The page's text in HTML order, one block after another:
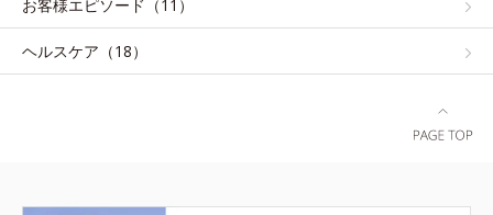
お客様エピソード（11）
ヘルスケア（18）